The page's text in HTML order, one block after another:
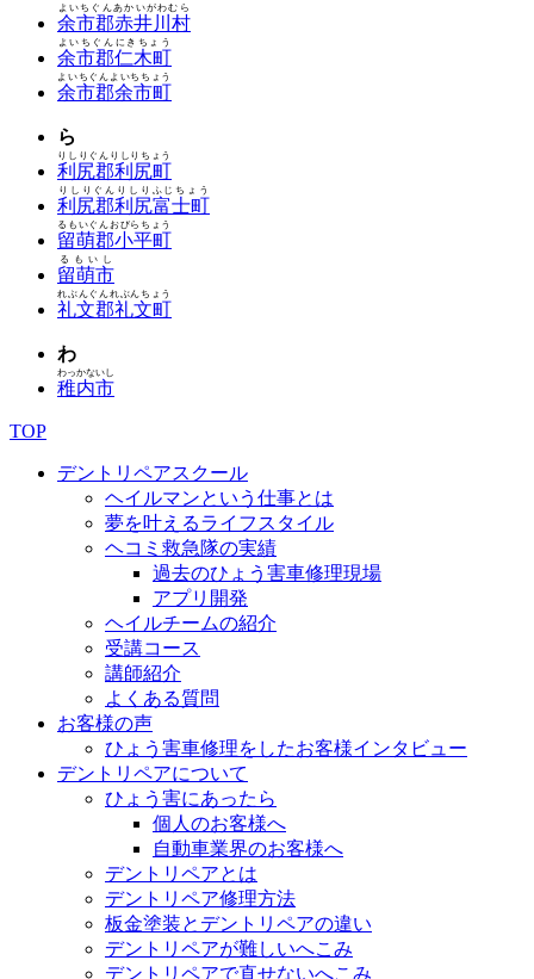
余市郡赤井川村
よいちぐんあかいがわむら
余市郡仁木町
よいちぐんにきちょう
余市郡余市町
よいちぐんよいちちょう
ら
利尻郡利尻町
りしりぐんりしりちょう
利尻郡利尻富士町
りしりぐんりしりふじちょう
留萌郡小平町
るもいぐんおびらちょう
留萌市
るもいし
礼文郡礼文町
れぶんぐんれぶんちょう
わ
稚内市
わっかないし
TOP
デントリペアスクール
ヘイルマンという仕事とは
夢を叶えるライフスタイル
ヘコミ救急隊の実績
過去のひょう害車修理現場
アプリ開発
ヘイルチームの紹介
受講コース
講師紹介
よくある質問
お客様の声
ひょう害車修理をしたお客様インタビュー
デントリペアについて
ひょう害にあったら
個人のお客様へ
自動車業界のお客様へ
デントリペアとは
デントリペア修理方法
板金塗装とデントリペアの違い
デントリペアが難しいへこみ
デントリペアで直せないへこみ